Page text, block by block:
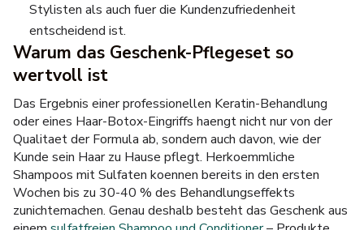
Stylisten als auch fuer die Kundenzufriedenheit
entscheidend ist.
Warum das Geschenk-Pflegeset so
wertvoll ist
Das Ergebnis einer professionellen Keratin-Behandlung
oder eines Haar-Botox-Eingriffs haengt nicht nur von der
Qualitaet der Formula ab, sondern auch davon, wie der
Kunde sein Haar zu Hause pflegt. Herkoemmliche
Shampoos mit Sulfaten koennen bereits in den ersten
Wochen bis zu 30-40 % des Behandlungseffekts
zunichtemachen. Genau deshalb besteht das Geschenk aus